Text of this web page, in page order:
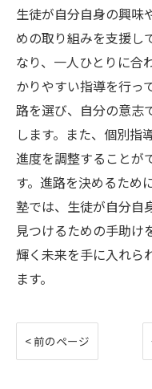
生徒が自分自身の興味
めの取り組みを支援し
なり、一人ひとりに合
かりやすい指導を行っ
路を選び、自分の意志
します。また、個別指
進度を調整することが
す。進路を決めるため
塾では、生徒が自分自
見つけるための手助け
輝く未来を手に入れら
ます。
< 前のページ